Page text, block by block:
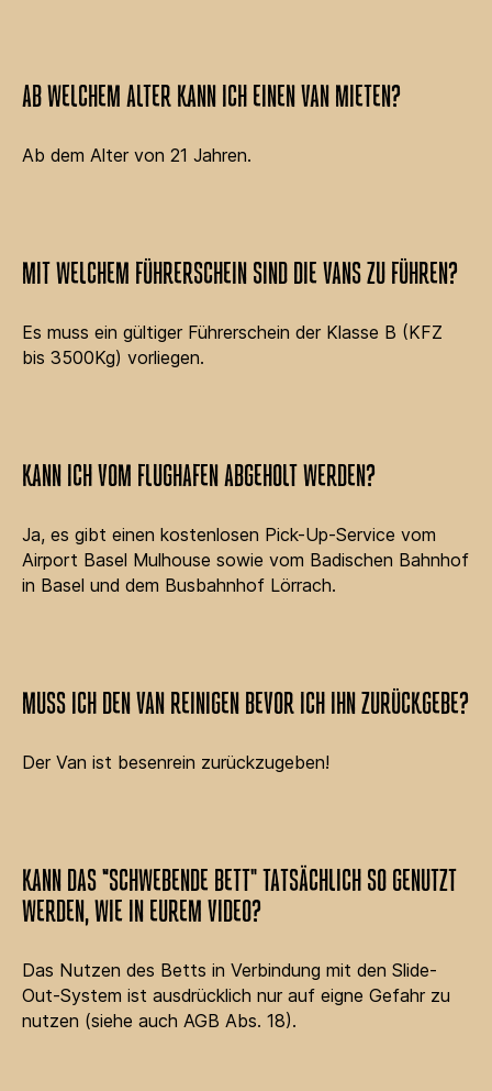
AB WELCHEM ALTER KANN ICH EINEN VAN MIETEN?
Ab dem Alter von 21 Jahren.
MIT WELCHEM FÜHRERSCHEIN SIND DIE VANS ZU FÜHREN?
Es muss ein gültiger Führerschein der Klasse B (KFZ
bis 3500Kg) vorliegen.
KANN ICH VOM FLUGHAFEN ABGEHOLT WERDEN?
Ja, es gibt einen kostenlosen Pick-Up-Service vom
Airport Basel Mulhouse sowie vom Badischen Bahnhof
in Basel und dem Busbahnhof Lörrach.
MUSS ICH DEN VAN REINIGEN BEVOR ICH IHN ZURÜCKGEBE?
Der Van ist besenrein zurückzugeben!
KANN DAS `"SCHWEBENDE BETT" TATSÄCHLICH SO GENUTZT
WERDEN, WIE IN EUREM VIDEO?
Das Nutzen des Betts in Verbindung mit den Slide-
Out-System ist ausdrücklich nur auf eigne Gefahr zu
nutzen (siehe auch AGB Abs. 18).